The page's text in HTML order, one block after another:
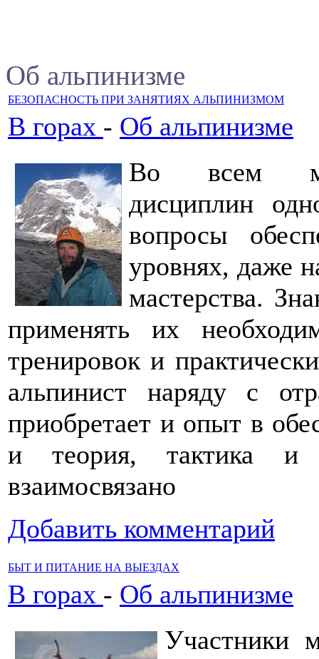
Об альпинизме
БЕЗОПАСНОСТЬ ПРИ ЗАНЯТИЯХ АЛЬПИНИЗМОМ
В горах - Об альпинизме
Во всем
дисциплин
вопросы
уровнях, даже
мастерства.
применять их
тренировок и
альпинист наряду с
приобретает и опыт в
и теория, тактика и
взаимосвязано
Добавить комментарий
БЫТ И ПИТАНИЕ НА ВЫЕЗДАХ
В горах - Об альпинизме
Участники